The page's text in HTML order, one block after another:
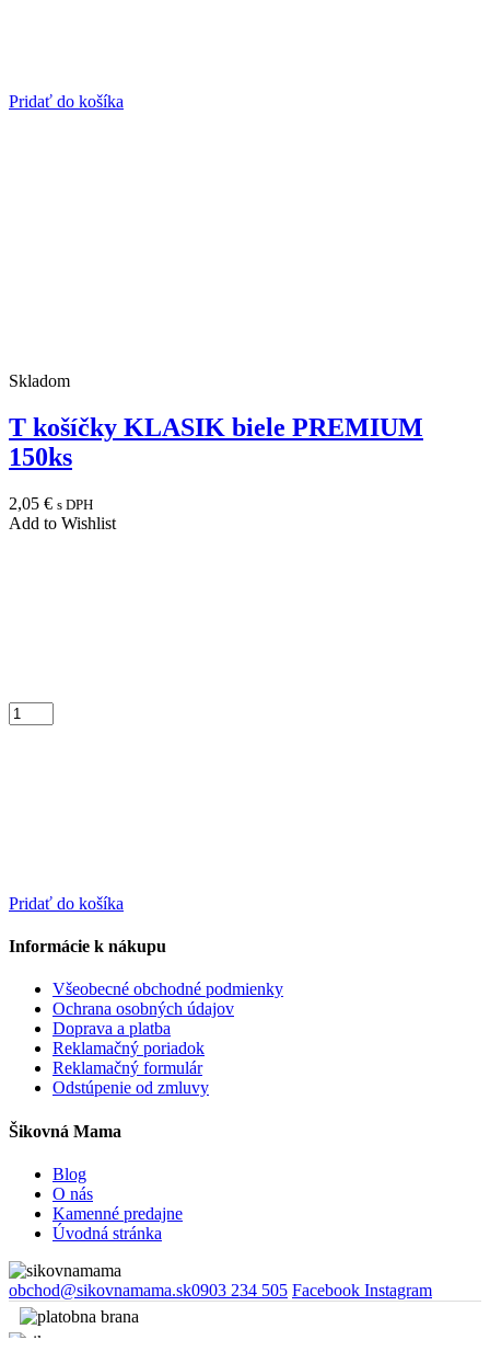
Pridať do košíka
Skladom
T košíčky KLASIK biele PREMIUM
150ks
2,05 € s DPH
Add to Wishlist
Pridať do košíka
Informácie k nákupu
Všeobecné obchodné podmienky
Ochrana osobných údajov
Doprava a platba
Reklamačný poriadok
Reklamačný formulár
Odstúpenie od zmluvy
Šikovná Mama
Blog
O nás
Kamenné predajne
Úvodná stránka
obchod@sikovnamama.sk0903 234 505 Facebook Instagram